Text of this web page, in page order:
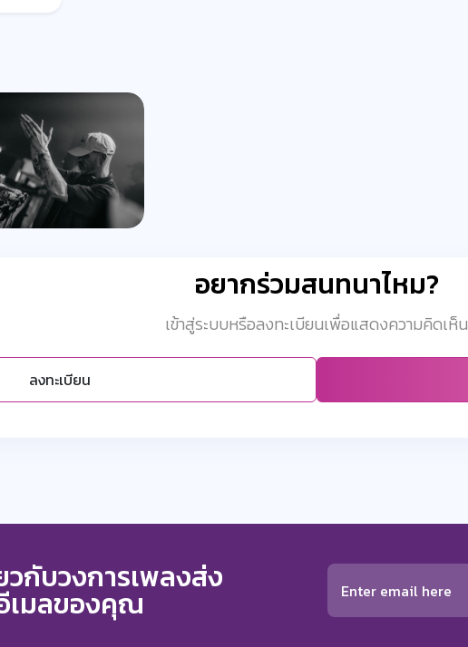
อยากร่วมสนทนาไหม?
เข้าสู่ระบบหรือลงทะเบียนเพื่อแสดงความคิดเห็น
ลงทะเบียน
วกับวงการเพลงส่ง
เมลของคุณ